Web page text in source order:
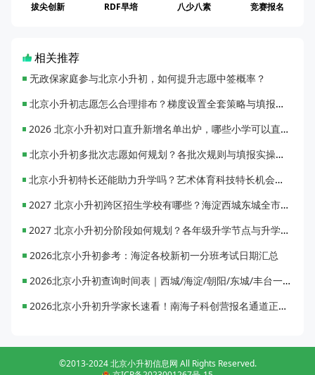
拔尖创新 RDF早培 八少八素 竞赛报名
相关推荐
无政保家庭参与北京小升初，如何提升志愿中签概率？
北京小升初志愿怎么合理排布？梯度设置全套策略与填报避坑指南
2026 北京小升初对口直升新增名单出炉，哪些小学可以直升优质初中？
北京小升初多批次志愿如何规划？各批次规则与填报实操指南
北京小升初特长还能助力升学吗？艺术体育科技特长机会与误区全面解析
2027 北京小升初跨区招生学校有哪些？海淀西城东城全市招生校完整汇总
2027 北京小升初分阶段如何规划？各年级升学节点与升学通道全梳理
2026北京小升初参考：海淀各校新初一分班考试日期汇总
2026北京小升初查询时间表｜西城/海淀/朝阳/东城/丰台一键对照
2026北京小升初升学家长速看！南海子科创营报名通道正式开启
©2013-2024 北京小升初信息网 All Rights Reserved.